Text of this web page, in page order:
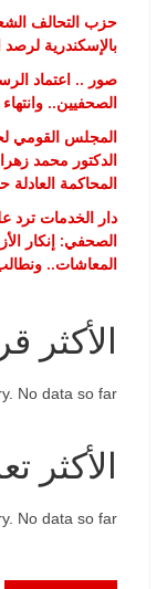
حزب التحالف
بالإسكندرية
صور .. اعتماد
الصحفيين..
المجلس القومي
الدكتور محمد
المحاكمة
دار الخدمات ترد
الصحفي: إنكار
المعاشات..
الأكثر
No data so far.
الأكثر
No data so far.